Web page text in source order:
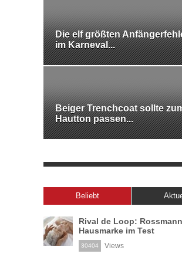
Die elf größten
im Karneval...
Beiger Trenchcoat sollte
Hautton passen...
Beliebt
Rival de Loop:
Hausmarke im Test
30404 Views